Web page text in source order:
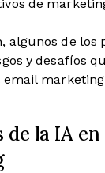
de
algunos de los
y desafíos
email
la IA